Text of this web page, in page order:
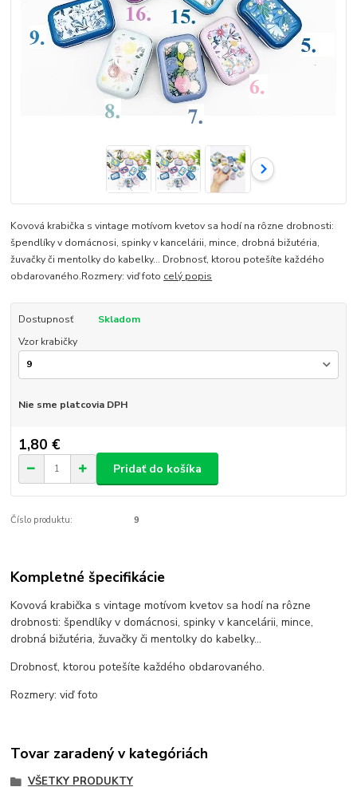
Kovová krabička s vintage motívom kvetov sa hodí na rôzne drobnosti:
špendlíky v domácnosi, spinky v kancelárii, mince, drobná bižutéria,
žuvačky či mentolky do kabelky... Drobnosť, ktorou potešíte každého
obdarovaného.Rozmery: viď foto celý popis
Dostupnosť
Skladom
Vzor krabičky
Nie sme platcovia DPH
1,80 €
Pridať do košíka
Číslo produktu: 9
Kompletné špecifikácie
Kovová krabička s vintage motívom kvetov sa hodí na rôzne
drobnosti: špendlíky v domácnosi, spinky v kancelárii, mince,
drobná bižutéria, žuvačky či mentolky do kabelky...
Drobnosť, ktorou potešíte každého obdarovaného.
Rozmery: viď foto
Tovar zaradený v kategóriách
VŠETKY PRODUKTY